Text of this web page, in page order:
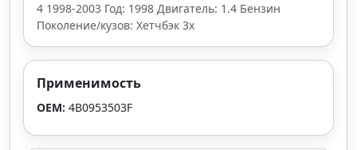
4 1998-2003 Год: 1998 Двигатель: 1.4 Бензин
Поколение/кузов: Хетчбэк 3х
Применимость
OEM: 4B0953503F